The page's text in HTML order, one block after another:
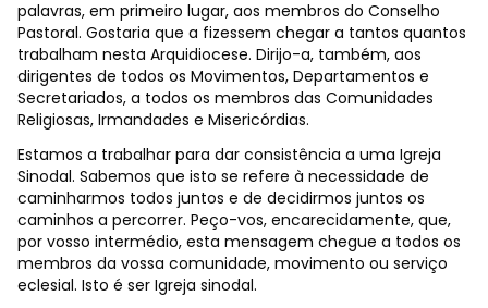
palavras, em primeiro lugar, aos membros do Conselho
Pastoral. Gostaria que a fizessem chegar a tantos quantos
trabalham nesta Arquidiocese. Dirijo-a, também, aos
dirigentes de todos os Movimentos, Departamentos e
Secretariados, a todos os membros das Comunidades
Religiosas, Irmandades e Misericórdias.
Estamos a trabalhar para dar consistência a uma Igreja
Sinodal. Sabemos que isto se refere à necessidade de
caminharmos todos juntos e de decidirmos juntos os
caminhos a percorrer. Peço-vos, encarecidamente, que,
por vosso intermédio, esta mensagem chegue a todos os
membros da vossa comunidade, movimento ou serviço
eclesial. Isto é ser Igreja sinodal.